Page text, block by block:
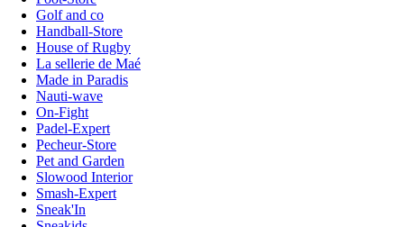
Golf and co
Handball-Store
House of Rugby
La sellerie de Maé
Made in Paradis
Nauti-wave
On-Fight
Padel-Expert
Pecheur-Store
Pet and Garden
Slowood Interior
Smash-Expert
Sneak'In